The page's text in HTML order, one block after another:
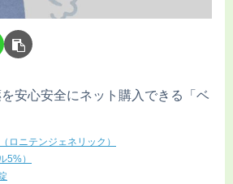
を安心安全にネット購入できる「ベ
ロニテンジェネリック）
5%）